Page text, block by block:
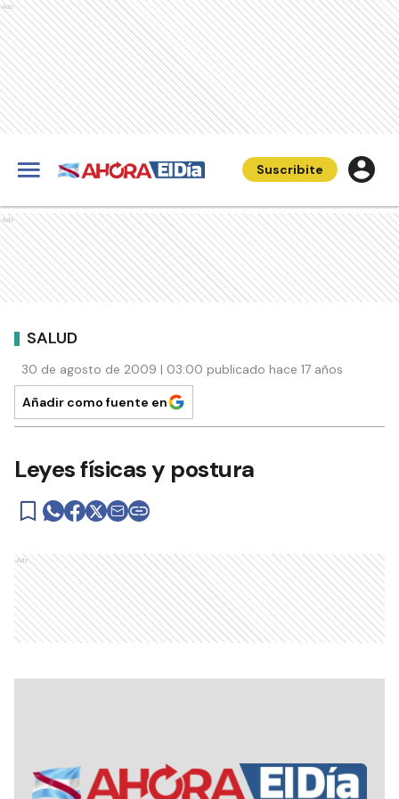
Ads
Suscribite
Ads
SALUD
30 de agosto de 2009 | 03:00 publicado hace 17 años
Añadir como fuente en
Leyes físicas y postura
Ads